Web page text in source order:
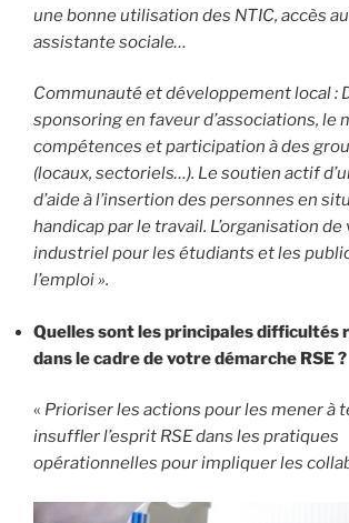
une bonne utilisation des NTIC, accès
assistante sociale…
Communauté et développement local :
sponsoring en faveur d’associations, le
compétences et participation à des
(locaux, sectoriels…). Le soutien actif
d’aide à l’insertion des personnes en
handicap par le travail. L’organisation
industriel pour les étudiants et les
l’emploi ».
Quelles sont les principales difficultés
dans le cadre de votre démarche RSE ?
« Prioriser les actions pour les mener à
insuffler l’esprit RSE dans les pratiques
opérationnelles pour impliquer les